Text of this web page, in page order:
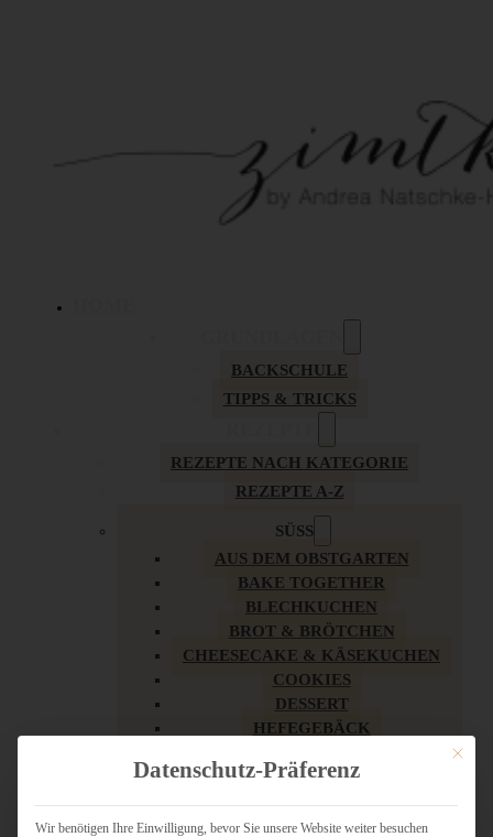
BACKSCHULE
TIPPS & TRICKS
REZEPTE NACH KATEGORIE
REZEPTE A-Z
SÜSS
AUS DEM OBSTGARTEN
BAKE TOGETHER
BLECHKUCHEN
BROT & BRÖTCHEN
CHEESECAKE & KÄSEKUCHEN
COOKIES
DESSERT
HEFEGEBÄCK
KUCHEN
LOW CARB & GESÜNDER
MY AMERICAN BAKERY
Mit
Datenschutz-Präferenz
Wir benötigen Ihre Einwilligung, bevor Sie unsere Website weiter besuchen